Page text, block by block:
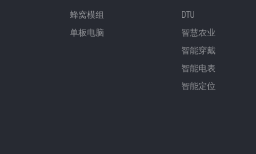
蜂窝模组
单板电脑
DTU
智慧农业
智能穿戴
智能电表
智能定位